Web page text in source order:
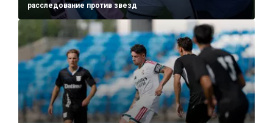
расследование против звезд